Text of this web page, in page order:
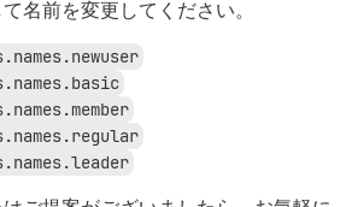
名前を変更してください。